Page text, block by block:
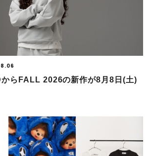
らFALL 2026の新作が8⽉8⽇(⼟)